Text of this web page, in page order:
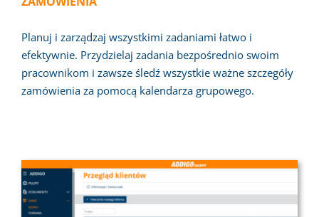
Planuj i zarządzaj wszystkimi zadaniami łatwo i
efektywnie. Przydzielaj zadania bezpośrednio swoim
pracownikom i zawsze śledź wszystkie ważne szczegóły
zamówienia za pomocą kalendarza grupowego.